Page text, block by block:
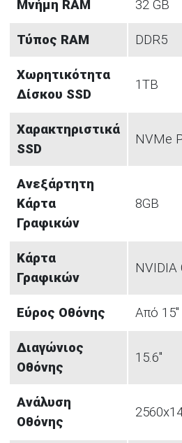
Μνήμη RAM 32 GB
Τύπος RAM DDR5
Χωρητικότητα
Δίσκου SSD
1TB
Χαρακτηριστικά
SSD
NVMe
Ανεξάρτητη
Κάρτα
Γραφικών
8GB
Κάρτα
Γραφικών
NVIDIA
Εύρος Οθόνης Από
Διαγώνιος
Οθόνης
15.6"
Ανάλυση
Οθόνης